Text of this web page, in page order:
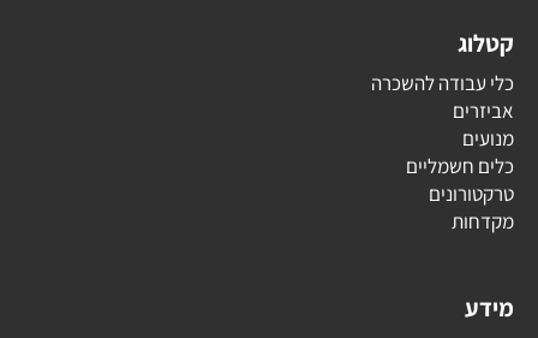
קטלוג
כלי עבודה להשכרה
אביזרים
מנועים
כלים חשמליים
טרקטורונים
מקדחות
מידע